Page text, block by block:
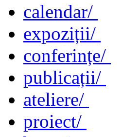
calendar/
expoziții/
conferințe/
publicații/
ateliere/
proiect/